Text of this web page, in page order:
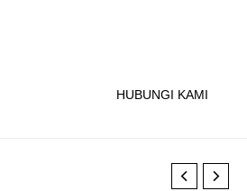
HUBUNGI KAMI